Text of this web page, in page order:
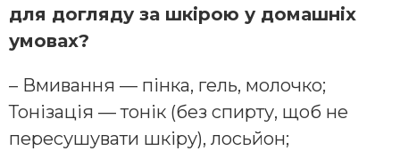
для догляду за шкірою у домашніх
умовах?
– Вмивання — пінка, гель, молочко;
Тонізація — тонік (без спирту, щоб не
пересушувати шкіру), лосьйон;